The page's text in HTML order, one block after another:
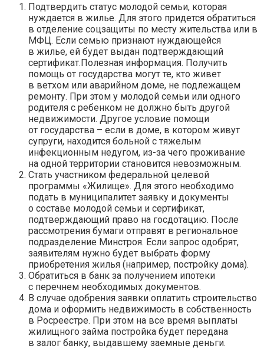
Подтвердить статус молодой семьи, которая
нуждается в жилье. Для этого придется обратиться
в отделение соцзащиты по месту жительства или в
МФЦ. Если семью признают нуждающейся
в жилье, ей будет выдан подтверждающий
сертификат.Полезная информация. Получить
помощь от государства могут те, кто живет
в ветхом или аварийном доме, не подлежащем
ремонту. При этом у молодой семьи или одного
родителя с ребенком не должно быть другой
недвижимости. Другое условие помощи
от государства – если в доме, в котором живут
супруги, находится больной с тяжелым
инфекционным недугом, из-за чего проживание
на одной территории становится невозможным.
Стать участником федеральной целевой
программы «Жилище». Для этого необходимо
подать в муниципалитет заявку и документы
о составе молодой семьи и сертификат,
подтверждающий право на госдотацию. После
рассмотрения бумаги отправят в региональное
подразделение Минстроя. Если запрос одобрят,
заявителям нужно будет выбрать форму
приобретения жилья (например, постройку дома).
Обратиться в банк за получением ипотеки
с перечнем необходимых документов.
В случае одобрения заявки оплатить строительство
дома и оформить недвижимость в собственность
в Росреестре. При этом на все время выплаты
жилищного займа постройка будет передана
в залог банку, выдавшему заемные деньги.